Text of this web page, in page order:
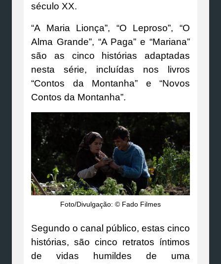
século XX.
“A Maria Lionça”, “O Leproso”, “O
Alma Grande”, “A Paga” e “Mariana”
são as cinco histórias adaptadas
nesta série, incluídas nos livros
“Contos da Montanha” e “Novos
Contos da Montanha”.
Foto/Divulgação: © Fado Filmes
Segundo o canal público, estas cinco
histórias, são cinco retratos íntimos
de vidas humildes de uma